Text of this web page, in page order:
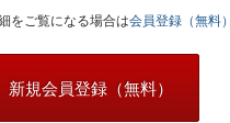
をご覧になる場合は会員登録（無料）
新規会員登録（無料）